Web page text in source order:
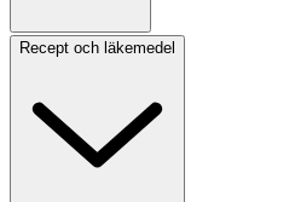
Recept och läkemedel